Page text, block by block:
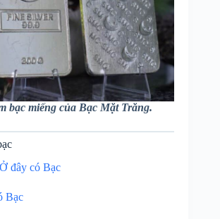
bạc miếng của Bạc Mặt Trăng.
Ở đây có Bạc
Bạc